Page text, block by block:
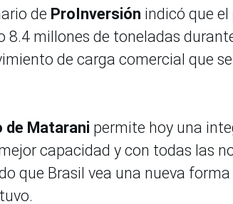
de ProInversión indicó que el
8.4 millones de toneladas
de carga comercial que
de Matarani permite hoy una
capacidad y con todas las
que Brasil vea una nueva